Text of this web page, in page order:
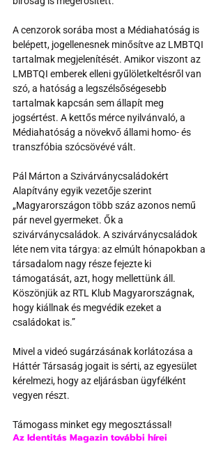
A cenzorok sorába most a Médiahatóság is
belépett, jogellenesnek minősítve az LMBTQI
tartalmak megjelenítését. Amikor viszont az
LMBTQI emberek elleni gyűlöletkeltésről van
szó, a hatóság a legszélsőségesebb
tartalmak kapcsán sem állapít meg
jogsértést. A kettős mérce nyilvánvaló, a
Médiahatóság a növekvő állami homo- és
transzfóbia szócsövévé vált.
Pál Márton a Szivárványcsaládokért
Alapítvány egyik vezetője szerint
„Magyarországon több száz azonos nemű
pár nevel gyermeket. Ők a
szivárványcsaládok. A szivárványcsaládok
léte nem vita tárgya: az elmúlt hónapokban a
társadalom nagy része fejezte ki
támogatását, azt, hogy mellettünk áll.
Köszönjük az RTL Klub Magyarországnak,
hogy kiállnak és megvédik ezeket a
családokat is.”
Mivel a videó sugárzásának korlátozása a
Háttér Társaság jogait is sérti, az egyesület
kérelmezi, hogy az eljárásban ügyfélként
vegyen részt.
Támogass minket egy megosztással!
Az Identitás Magazin további hírei